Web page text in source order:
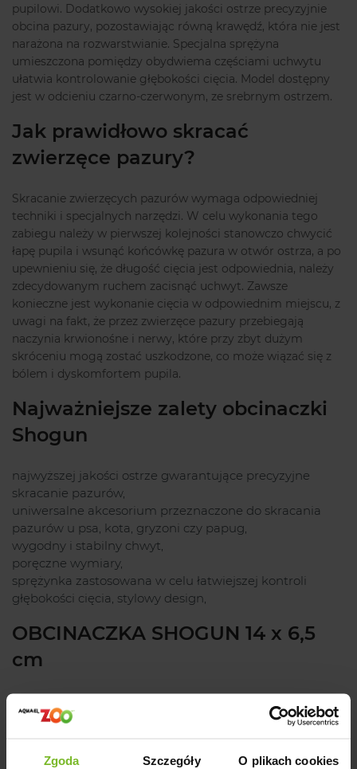
Zgoda Szczegóły O plikach cookies
pupilowi. Dodatkowo wysokiej jakości ostrze precyzyjnie
obcina pazury, pozostawiając równą krawędź, która nie jest
narażona na rozwarstwianie. Specjalna sprężyna
umieszczona pomiędzy obydwiema częściami uchwytu
ułatwia kontrolowanie głębokości cięcia. Model dostępny
jest w odcieniu czarno-czerwonym, ze srebrnym ostrzem.
Jak prawidłowo skracać
zwierzęce pazury?
Skracanie zwierzęcych pazurów wymaga odpowiedniej
techniki i specjalnych narzędzi. W celu wykonania tego
zabiegu należy w pierwszej kolejności stanowczo chwycić
łapę pupila i wsunąć końcówkę pazura w otwór ostrza, a po
upewnieniu się, że długość cięcia jest odpowiednia, należy
zdecydowanym ruchem zacisnąć uchwyt. Zawsze
konieczne jest wykonanie cięcia w odpowiednim miejscu, z
uwagi na fakt, że przez zwierzęce pazury przebiegają
naczynia krwionośne i nerwy, które przy zbyt dużym
skróceniu mogą zostać uszkodzone, co może wiązać się z
bólem i dyskomfortem pupila.
Najważniejsze zalety obcinaczki
Shogun
najwyższej jakości ostrze gwarantujące precyzyjne
skracanie pazurów,
uniwersalne akcesorium przeznaczone do skracania
pazurów u psa, kota, gryzoni czy papug,
wygodny i stabilny chwyt,
poręczne wymiary,
sprężynka zastosowana w celu łatwiejszej kontroli
głębokości cięcia, stylowy design,
OBCINACZKA SHOGUN 14 x 6,5
cm
cierpią często na przerost pazurów, których nie mają
prawidłowe funkcjonowanie konieczne jest więc regularne